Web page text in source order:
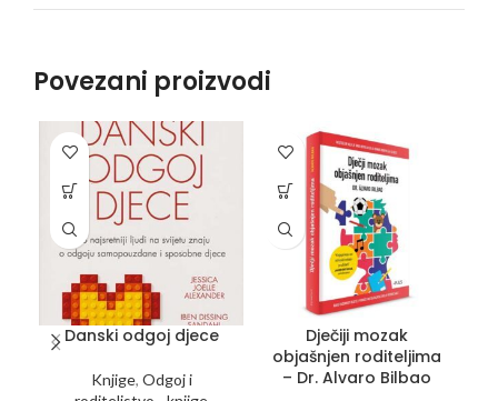
Povezani proizvodi
Danski odgoj djece
Knjige, Odgoj i
Dječiji mozak
objašnjen roditeljima
– Dr. Alvaro Bilbao